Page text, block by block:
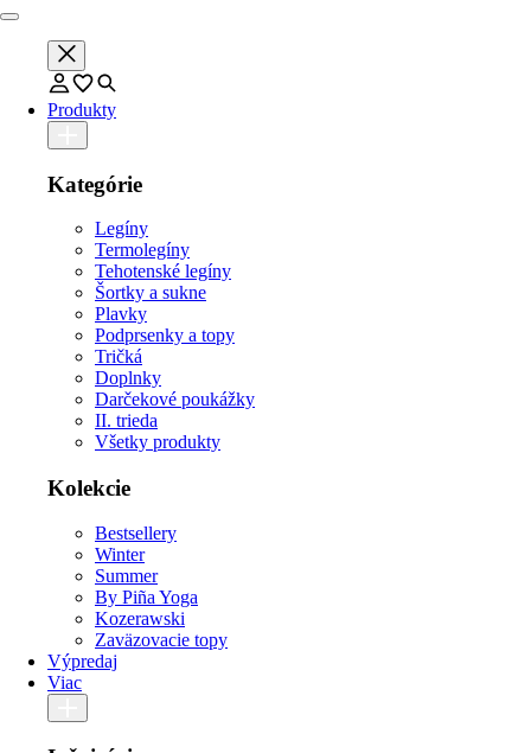
Produkty
Kategórie
Legíny
Termolegíny
Tehotenské legíny
Šortky a sukne
Plavky
Podprsenky a topy
Tričká
Doplnky
Darčekové poukážky
II. trieda
Všetky produkty
Kolekcie
Bestsellery
Winter
Summer
By Piña Yoga
Kozerawski
Zaväzovacie topy
Výpredaj
Viac